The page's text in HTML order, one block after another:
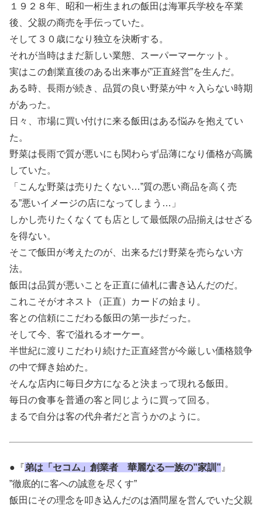
１９２８年、昭和一桁生まれの飯田は海軍兵学校を卒業
後、父親の商売を手伝っていた。
そして３０歳になり独立を決断する。
それが当時はまだ新しい業態、スーパーマーケット。
実はこの創業直後のある出来事が”正直経営”を生んだ。
ある時、長雨が続き、品質の良い野菜が中々入らない時期
があった。
日々、市場に買い付けに来る飯田はある悩みを抱えてい
た。
野菜は長雨で質が悪いにも関わらず品薄になり価格が高騰
していた。
「こんな野菜は売りたくない…”質の悪い商品を高く売
る”悪いイメージの店になってしまう…」
しかし売りたくなくても店として最低限の品揃えはせざる
を得ない。
そこで飯田が考えたのが、出来るだけ野菜を売らない方
法。
飯田は品質が悪いことを正直に値札に書き込んだのだ。
これこそがオネスト（正直）カードの始まり。
客との信頼にこだわる飯田の第一歩だった。
そして今、客で溢れるオーケー。
半世紀に渡りこだわり続けた正直経営が今厳しい価格競争
の中で輝き始めた。
そんな店内に毎日夕方になると決まって現れる飯田。
毎日の食事を普通の客と同じように買って回る。
まるで自分は客の代弁者だと言うかのように。
●『弟は「セコム」創業者 華麗なる一族の”家訓” 』
”徹底的に客への誠意を尽くす”
飯田にその理念を叩き込んだのは酒問屋を営んでいた父親